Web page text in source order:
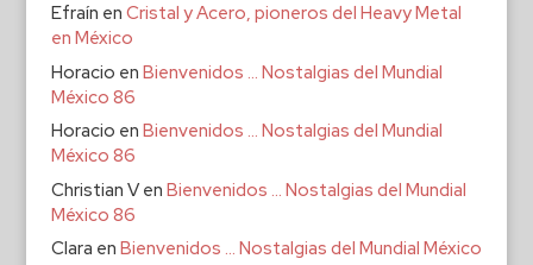
Efraín en Cristal y Acero, pioneros del Heavy Metal
en México
Horacio en Bienvenidos … Nostalgias del Mundial
México 86
Horacio en Bienvenidos … Nostalgias del Mundial
México 86
Christian Ven Bienvenidos … Nostalgias del Mundial
México 86
Clara en Bienvenidos … Nostalgias del Mundial México